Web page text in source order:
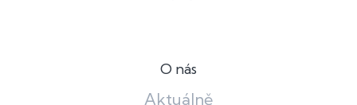
O nás
Aktuálně